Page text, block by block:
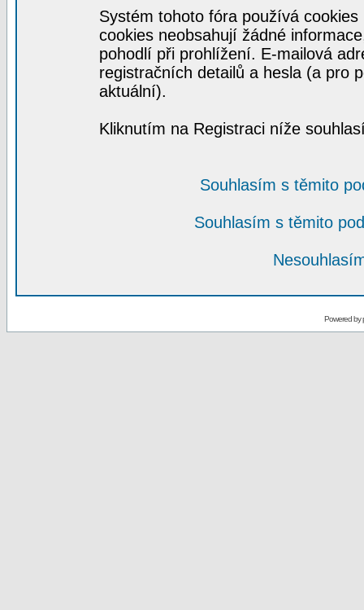
Systém tohoto fóra používá
cookies neobsahují žádné
pohodlí při prohlížení. E-mailová
registračních detailů a hesla (a pro
aktuální).
Kliknutím na Registraci níže
Souhlasím s těmito
Souhlasím s těmito
Powered by